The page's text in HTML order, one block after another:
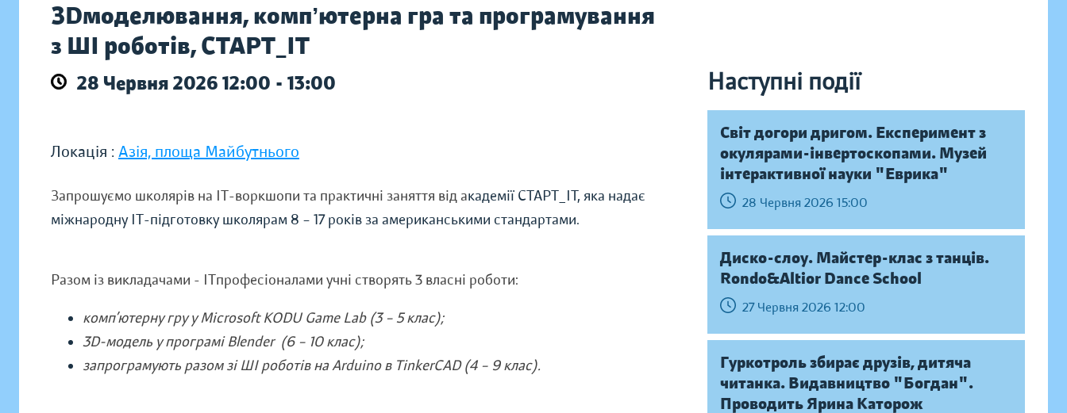
ЗDмоделювання, компʼютерна гра та програмування
з ШІ роботів, СТАРТ_ІТ
28 Червня 2026 12:00 - 13:00 Наступні події
Локація : Азія, площа Майбутнього
Запрошуємо школярів на ІТ-воркшопи та практичні заняття від академії СТАРТ_ІТ, яка надає
міжнародну ІТ-підготовку школярам 8 – 17 років за американськими стандартами.
Разом із викладачами - ІТпрофесіоналами учні створять 3 власні роботи:
комп’ютерну гру у Microsoft KODU Game Lab (3 – 5 клас);
3D-модель у програмі Blender (6 – 10 клас);
запрограмують разом зі ШІ роботів на Arduino в TinkerCAD (4 – 9 клас).
Світ догори дригом. Експеримент з
окулярами-інвертоскопами. Музей
інтерактивної науки "Еврика"
28 Червня 2026 15:00
Диско-слоу. Майстер-клас з танців.
Rondo&Altior Dance School
27 Червня 2026 12:00
Гуркотроль збирає друзів, дитяча
читанка. Видавництво "Богдан".
Проводить Ярина Каторож